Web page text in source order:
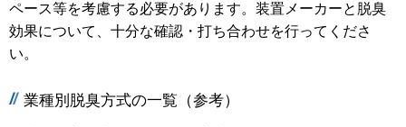
ペース等を考慮する必要があります。装置メーカーと脱臭
効果について、十分な確認・打ち合わせを行ってくださ
い。
業種別脱臭方式の一覧（参考）